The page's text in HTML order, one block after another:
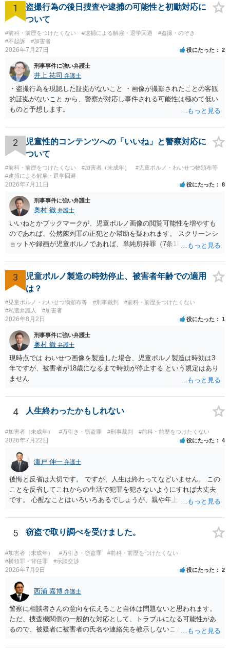
1
盗撮行為の後日捜査や逮捕の可能性と初動対応に
ついて
#前科・前歴をつけたくない #逮捕による解雇・退学回避
#盗撮・のぞき
#不起訴
#加害者
2026年7月27日 役にたった 2
刑事事件に強い弁護士
井上 祐司 弁護士
・盗撮行為を現認した証拠がないこと ・画像が撮影されたことの客観
的証拠がないこと から、警察が対応し事件される可能性は極めて低い
ものと予想します。
2
児童性的コンテンツへの「いいね」と警察対応に
ついて
#前科・前歴をつけたくない #加害者（未成年）
#児童ポルノ・わいせつ物頒布等
#逮捕による解雇・退学回避
2026年7月11日 役にたった 8
刑事事件に強い弁護士
奥村 徹 弁護士
いいねとかブックマークが、児童ポルノ画像の閲覧可能性を増やすも
のであれば、公然陳列罪の正犯とか幇助を疑われます。 スクリーンシ
ョットや録画が児童ポルノであれば、単純所持罪（7条1項）になりま
ポルノ画像の陳列者の関連先として、任意で取調を受けた人はいま
す。 snsのサーバー凍結の具体的理由はわかりませんが、児童ポルノ
であれば、日本警察に連絡されて、日本の刑罰法規に触れる点があれ
ば、捜査を受けることがあります。
3
児童ポルノ製造の時効停止、被害者年齢での適用
は？
#児童ポルノ・わいせつ物頒布等 #刑事裁判
#前科・前歴をつけたくない
#私選弁護人
#加害者
2026年8月2日 役にたった 1
刑事事件に強い弁護士
奥村 徹 弁護士
現時点では わいせつ画像を製造した場合、児童ポルノ製造は時効は3
年ですが、被害者が18歳になるまで時効が停止する という規定はあり
ません
4 人生終わったかもしれない
#加害者（未成年） #万引き・窃盗罪 #刑事裁判 #前科・前歴をつけたくない
2026年7月22日 役にたった 4
瀬戸 伸一 弁護士
後悔と反省は大切です。 ですが、人生は終わってなどいません。 この
ことを反省してこれからの生活で犯罪を犯さないようにすれば大丈夫
です。 心配なことはいろいろあるでしょうが、親や年上の兄弟や信頼
す。
5 窃盗で取り調べを受けました。
#加害者（未成年） #万引き・窃盗罪
#前科・前歴をつけたくない
#横領罪・背任罪
#示談交渉
2026年7月9日 役にたった 2
西浦 嘉博 弁護士
警察に相談者さんの意向を伝えること自体は問題ないと思われます。
ただ、捜査機関側の一般的な対応として、トラブルになる可能性があ
るので、被疑者に被害者の氏名や連絡先を教示しないことがあり得ま
でしたら、弁護士に依頼される必要が生じます。 なお、捜査機関の言